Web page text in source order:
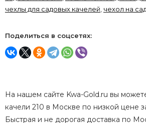
чехлы для садовых качелей чехол на
Поделиться в соцсетях:
На нашем сайте Kwa-Gold.ru вы
качели 210 в Москве по низкой цене
Быстрая и не дорогая доставка по